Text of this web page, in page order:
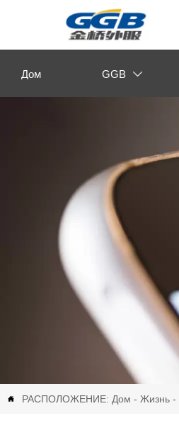
Дом GGB 
 РАСПОЛОЖЕНИЕ: Дом - Жизнь -